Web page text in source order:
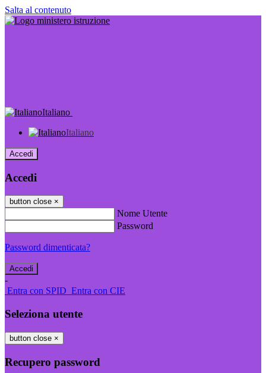
Salta al contenuto
Italiano
Italiano
Accedi
Accedi
button close ×
Nome Utente
Password
Password dimenticata?
-
Entra con SPID Entra con CIE
Seleziona utente
button close ×
Recupero password